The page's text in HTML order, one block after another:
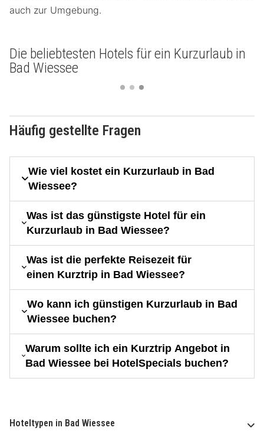
auch zur Umgebung.
Die beliebtesten Hotels für ein Kurzurlaub in
Bad Wiessee
Häufig gestellte Fragen
Wie viel kostet ein Kurzurlaub in Bad
Wiessee?
Was ist das günstigste Hotel für ein
Kurzurlaub in Bad Wiessee?
Was ist die perfekte Reisezeit für
einen Kurztrip in Bad Wiessee?
Wo kann ich günstigen Kurzurlaub in Bad
Wiessee buchen?
Warum sollte ich ein Kurztrip Angebot in
Bad Wiessee bei HotelSpecials buchen?
Hoteltypen in Bad Wiessee